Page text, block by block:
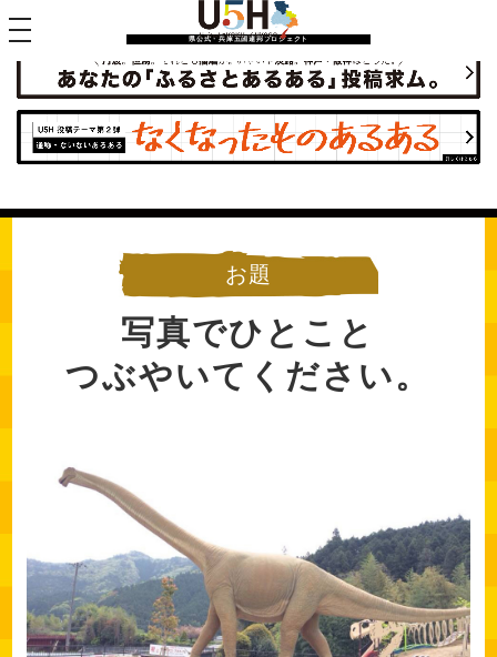
toggle navigation 県公式・兵庫五国連邦プロジェクト
お題
写真でひとこと
つぶやいてください。